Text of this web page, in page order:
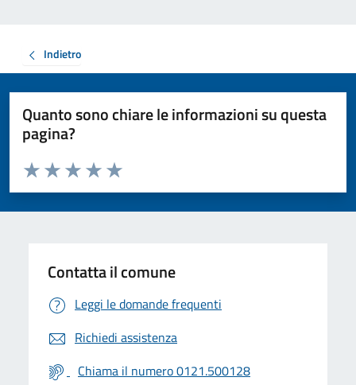
Indietro
Quanto sono chiare le informazioni su questa
pagina?
Valuta da 1 a 5 stelle la pagina
Valuta 5 stelle su 5
Valuta 4 stelle su 5
Valuta 3 stelle su 5
Valuta 2 stelle su 5
Valuta 1 stelle su 5
Contatta il comune
Leggi le domande frequenti
Richiedi assistenza
Chiama il numero 0121.500128